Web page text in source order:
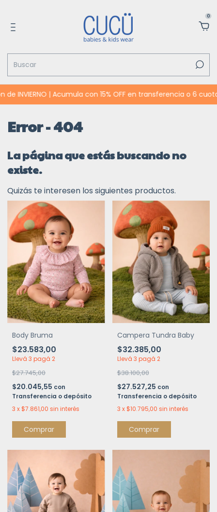
0
INVIERNO | Acumula con 15% OFF en transferencia o 6 cuotas
Error - 404
La página que estás buscando no
existe.
Quizás te interesen los siguientes productos.
Body Bruma
$23.583,00
Llevá 3 pagá 2
$27.745,00
$20.045,55 con
Transferencia o depósito
3 x $7.861,00 sin interés
Comprar
Campera Tundra Baby
$32.385,00
Llevá 3 pagá 2
$38.100,00
$27.527,25 con
Transferencia o depósito
3 x $10.795,00 sin interés
Comprar